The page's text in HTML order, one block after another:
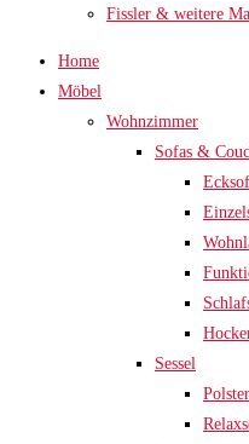
Fissler & weitere
Home
Möbel
Wohnzimmer
Sofas &
Sessel